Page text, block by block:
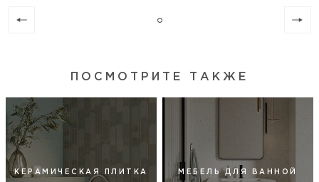
ПОСМОТРИТЕ ТАКЖЕ
КЕРАМИЧЕСКАЯ ПЛИТКА МЕБЕЛЬ ДЛЯ ВАННОЙ